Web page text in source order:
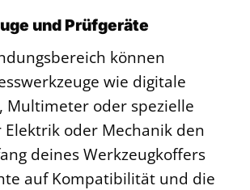
und Prüfgeräte
können
wie digitale
Multimeter oder spezielle
oder Mechanik den
deines Werkzeugkoffers
auf Kompatibilität und die